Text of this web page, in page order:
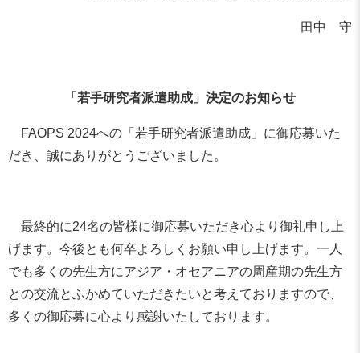
田中 守
「若手研究者派遣助成」決定のお知らせ
FAOPS 2024への「若手研究者派遣助成」に御応募いた
だき、誠にありがとうございました。
最終的に24名の皆様に御応募いただき心より御礼申し上
げます。今後とも何卒よろしくお願い申し上げます。一人
でも多くの先生方にアジア・オセアニアの周産期の先生方
との交流とふかめていただきたいと考えておりますので、
多くの御応募に心より感謝いたしております。